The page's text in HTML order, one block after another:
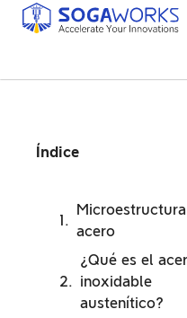
Índice
acero
¿Qué es el
inoxidable
austenítico?